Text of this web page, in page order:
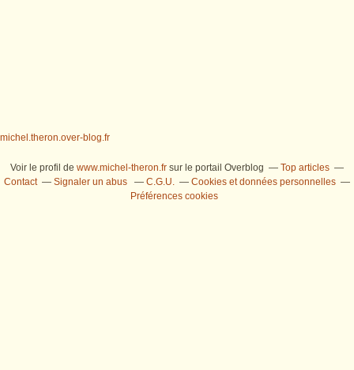
michel.theron.over-blog.fr
Voir le profil de www.michel-theron.fr sur le portail Overblog
Top articles
Contact
Signaler un abus C.G.U.
Cookies et données personnelles
Préférences cookies